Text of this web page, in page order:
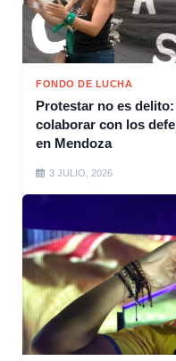
FONDO DE LUCHA
Protestar no es
colaborar con los
en Mendoza
3 JULIO, 2026